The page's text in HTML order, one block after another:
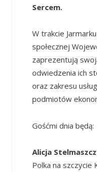
Sercem.
W trakcie
społecznej
zaprezentują
odwiedzenia ich
oraz zakresu
podmiotów
Gośćmi dnia będą:
Alicja
Polka na szczycie